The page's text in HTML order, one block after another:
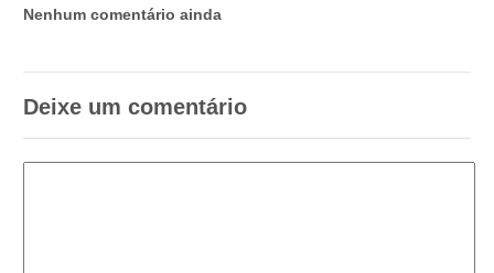
Nenhum comentário ainda
Deixe um comentário